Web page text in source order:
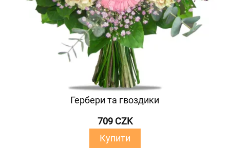
Гербери та гвоздики
709 CZK
Купити